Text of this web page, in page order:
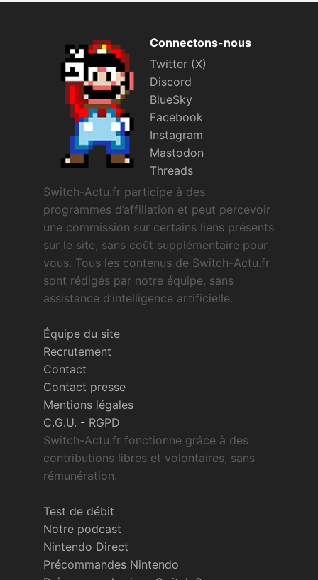
Connectons-nous
Twitter (X)
Discord
BlueSky
Facebook
Instagram
Mastodon
Threads
Switch-Actu.fr participe à des
programmes d’affiliation et peut percevoir
une commission sur certains liens présents
sur le site, sans coût supplémentaire pour
vous. Tous les contenus de Switch-Actu.fr
sont rédigés par notre équipe, sans
assistance d’intelligence artificielle.
Équipe du site
Recrutement
Contact
Contact presse
Mentions légales
C.G.U. - RGPD
Switch-Actu.fr fonctionne grâce à des
contributions libres et volontaires, sans
rémunération.
Test de débit
Notre podcast
Nintendo Direct
Précommandes Nintendo